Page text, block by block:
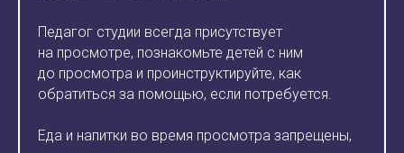
Педагог студии всегда присутствует
на просмотре, познакомьте детей с ним
до просмотра и проинструктируйте, как
обратиться за помощью, если потребуется.
Еда и напитки во время просмотра запрещены,